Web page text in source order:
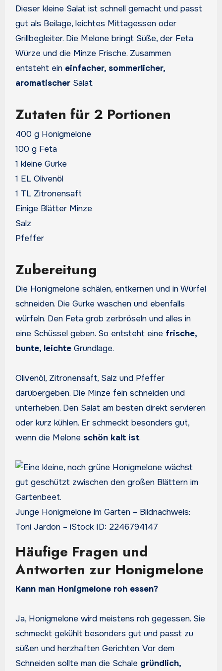
Dieser kleine Salat ist schnell gemacht und passt
gut als Beilage, leichtes Mittagessen oder
Grillbegleiter. Die Melone bringt Süße, der Feta
Würze und die Minze Frische. Zusammen
entsteht ein einfacher, sommerlicher,
aromatischerSalat.
Zutaten für 2 Portionen
400 g Honigmelone
100 g Feta
1 kleine Gurke
1 EL Olivenöl
1 TL Zitronensaft
Einige Blätter Minze
Salz
Pfeffer
Zubereitung
Die Honigmelone schälen, entkernen und in Würfel
schneiden. Die Gurke waschen und ebenfalls
würfeln. Den Feta grob zerbröseln und alles in
eine Schüssel geben. So entsteht eine frische,
bunte, leichteGrundlage.
Olivenöl, Zitronensaft, Salz und Pfeffer
darübergeben. Die Minze fein schneiden und
unterheben. Den Salat am besten direkt servieren
oder kurz kühlen. Er schmeckt besonders gut,
wenn die Melone schön kalt ist.
Junge Honigmelone im Garten – Bildnachweis:
Toni Jardon – iStock ID: 2246794147
Häufige Fragen und
Antworten zur Honigmelone
Kann man Honigmelone roh essen?
Ja, Honigmelone wird meistens roh gegessen. Sie
schmeckt gekühlt besonders gut und passt zu
süßen und herzhaften Gerichten. Vor dem
Schneiden sollte man die Schale gründlich,